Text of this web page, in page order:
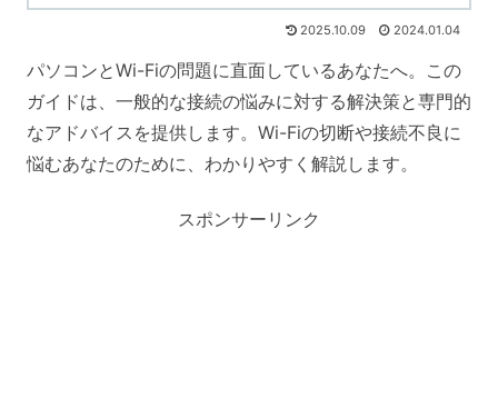
2025.10.09 2024.01.04
パソコンとWi-Fiの問題に直面しているあなたへ。この
ガイドは、一般的な接続の悩みに対する解決策と専門的
なアドバイスを提供します。Wi-Fiの切断や接続不良に
悩むあなたのために、わかりやすく解説します。
スポンサーリンク